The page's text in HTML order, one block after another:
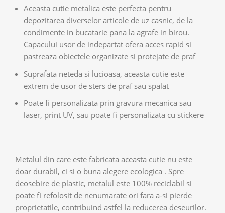
Aceasta cutie metalica este perfecta pentru
depozitarea diverselor articole de uz casnic, de la
condimente in bucatarie pana la agrafe in birou.
Capacului usor de indepartat ofera acces rapid si
pastreaza obiectele organizate si protejate de praf
Suprafata neteda si lucioasa, aceasta cutie este
extrem de usor de sters de praf sau spalat
Poate fi personalizata prin gravura mecanica sau
laser, print UV, sau poate fi personalizata cu stickere
Metalul din care este fabricata aceasta cutie nu este
doar durabil, ci si o buna alegere ecologica . Spre
deosebire de plastic, metalul este 100% reciclabil si
poate fi refolosit de nenumarate ori fara a-si pierde
proprietatile, contribuind astfel la reducerea deseurilor.